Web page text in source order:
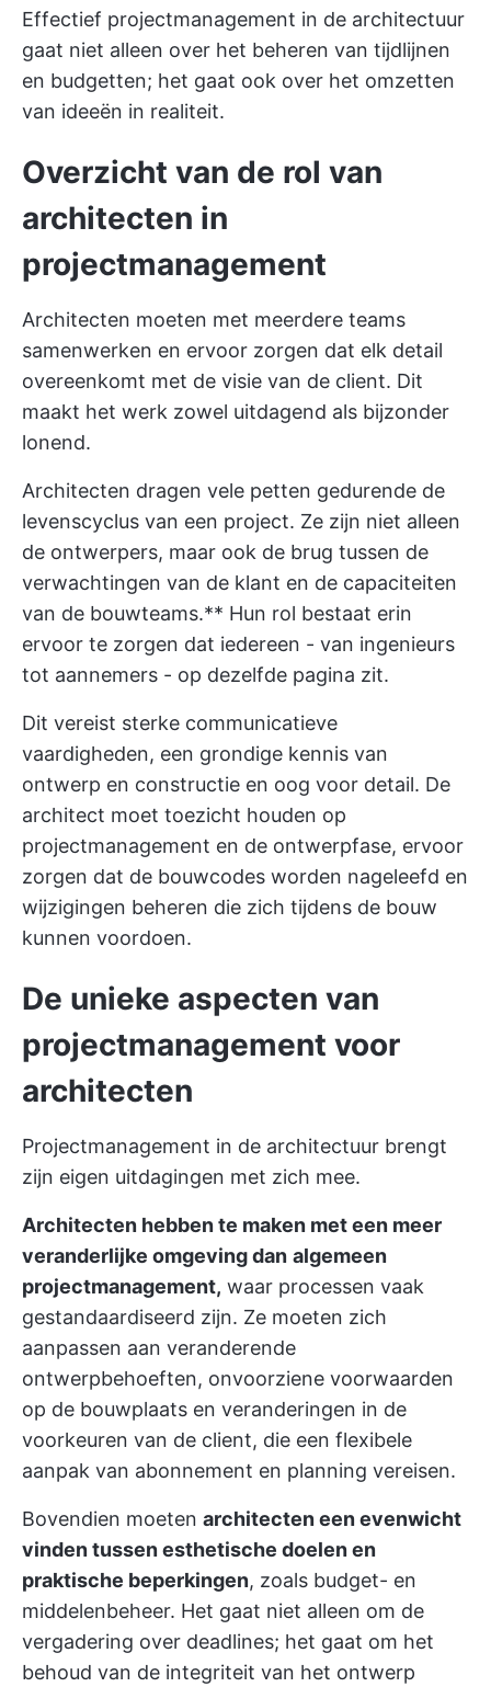
Effectief projectmanagement in de architectuur
gaat niet alleen over het beheren van tijdlijnen
en budgetten; het gaat ook over het omzetten
van ideeën in realiteit.
Overzicht van de rol van
architecten in
projectmanagement
Architecten moeten met meerdere teams
samenwerken en ervoor zorgen dat elk detail
overeenkomt met de visie van de client. Dit
maakt het werk zowel uitdagend als bijzonder
lonend.
Architecten dragen vele petten gedurende de
levenscyclus van een project. Ze zijn niet alleen
de ontwerpers, maar ook de brug tussen de
verwachtingen van de klant en de capaciteiten
van de bouwteams.** Hun rol bestaat erin
ervoor te zorgen dat iedereen - van ingenieurs
tot aannemers - op dezelfde pagina zit.
Dit vereist sterke communicatieve
vaardigheden, een grondige kennis van
ontwerp en constructie en oog voor detail. De
architect moet toezicht houden op
projectmanagement en de ontwerpfase, ervoor
zorgen dat de bouwcodes worden nageleefd en
wijzigingen beheren die zich tijdens de bouw
kunnen voordoen.
De unieke aspecten van
projectmanagement voor
architecten
Projectmanagement in de architectuur brengt
zijn eigen uitdagingen met zich mee.
Architecten hebben te maken met een meer
veranderlijke omgeving dan algemeen
projectmanagement, waar processen vaak
gestandaardiseerd zijn. Ze moeten zich
aanpassen aan veranderende
ontwerpbehoeften, onvoorziene voorwaarden
op de bouwplaats en veranderingen in de
voorkeuren van de client, die een flexibele
aanpak van abonnement en planning vereisen.
Bovendien moeten architecten een evenwicht
vinden tussen esthetische doelen en
praktische beperkingen, zoals budget- en
middelenbeheer. Het gaat niet alleen om de
vergadering over deadlines; het gaat om het
behoud van de integriteit van het ontwerp